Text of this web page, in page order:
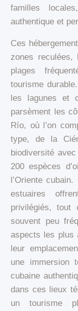
familles
authentique et
Ces
zones reculées,
plages
tourisme
les lagunes et
parsèment les
Río, où l’on
type, de la
biodiversité
200 espèces
l’Oriente
estuaires
privilégiés, tout
souvent peu
aspects les plus
leur
une immersion
cubaine
dans ces lieux
un tourisme